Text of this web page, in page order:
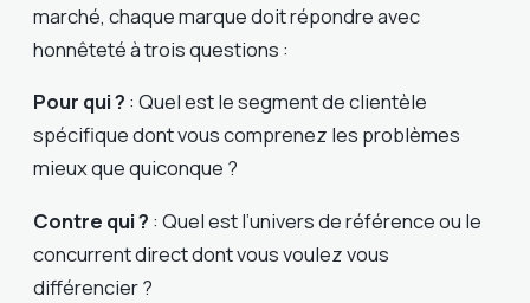
marché, chaque marque doit répondre avec
honnêteté à trois questions :
Pour qui ? : Quel est le segment de clientèle
spécifique dont vous comprenez les problèmes
mieux que quiconque ?
Contre qui ? : Quel est l’univers de référence ou le
concurrent direct dont vous voulez vous
différencier ?